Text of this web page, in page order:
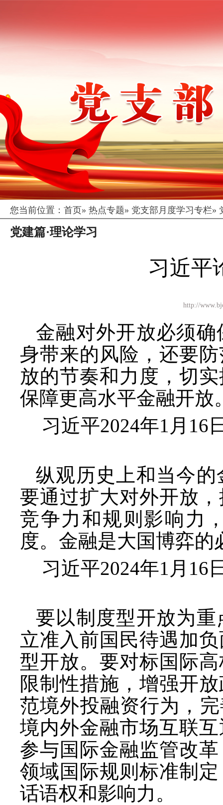
您当前位置： 首页» 热点专题» 党支部月度学习专栏»
党建篇·理论学习
习近平
http://
金融对外开放必须
身带来的风险，还要
放的节奏和力度，切
保障更高水平金融开放
习近平2024年1月16
纵观历史上和当今
要通过扩大对外开放
竞争力和规则影响力
度。金融是大国博弈的
习近平2024年1月16
要以制度型开放为
立准入前国民待遇加
型开放。要对标国际
限制性措施，增强开
范境外投融资行为，
境内外金融市场互联
参与国际金融监管改
领域国际规则标准制
话语权和影响力。